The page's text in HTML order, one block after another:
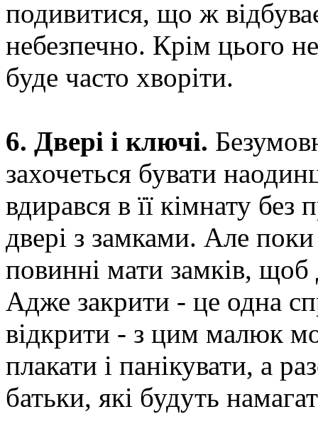
подивитися, що ж
небезпечно. Крім цього
буде часто хворіти.
6. Двері і ключі.
захочеться бувати
вдирався в її кімнату
двері з замками. Але
повинні мати замків, щоб
Адже закрити - це одна
відкрити - з цим малюк
плакати і панікувати, а
батьки, які будуть